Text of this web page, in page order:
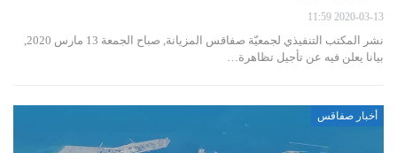
2020-03-13 11:59
بيانا يعلن فيه عن تأجيل تظاهرة…
أخبار صفاقس